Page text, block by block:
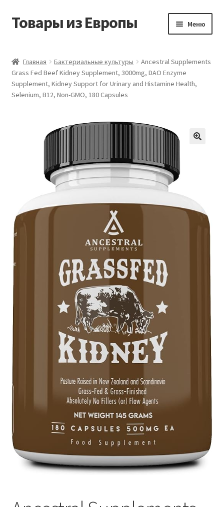
Перейти
Перейти
Товары из Европы Меню
Виды доставки
Заказать товары из Европы
Мой аккаунт
Оставить отзыв
Оформление заказа
Подтверждение заказа
Скидки
Сотрудничество
Главная Бактериальные культуры
Ancestral Supplements
Grass Fed Beef Kidney Supplement, 3000mg, DAO Enzyme
Supplement, Kidney Support for Urinary and Histamine Health,
Selenium, B12, Non-GMO, 180 Capsules